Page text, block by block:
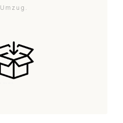
Umzug.